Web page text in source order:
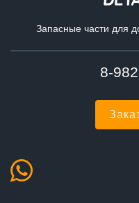
Запасные части для
8-